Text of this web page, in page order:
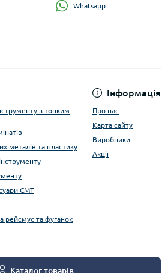
з тонким
металів та пластику
CMT
рейсмус та фуганок
Інформація
Про нас
Карта сайту
Виробники
Акції
Каталог товарів
Whatsapp